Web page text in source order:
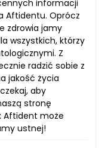
informacji
Aftidentu. Oprócz
zdrowia jamy
wszystkich, którzy
Z
radzić sobie z
jakość życia
aby
stronę
Aftident może
ustnej!